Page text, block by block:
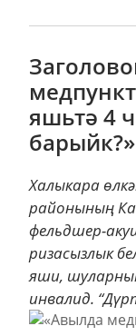
яшьтә 4
барыйк?»
Халыкара
районының
фельдшер-
ризасызлык
яши,
инвалид.